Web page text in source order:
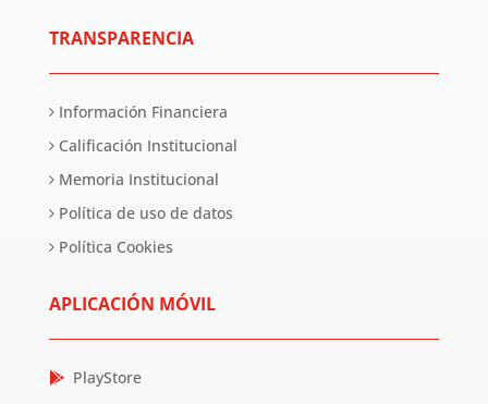
TRANSPARENCIA
Información Financiera
Calificación Institucional
Memoria Institucional
Política de uso de datos
Política Cookies
APLICACIÓN MÓVIL
PlayStore